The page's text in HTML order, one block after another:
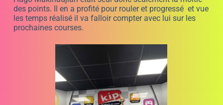
courses plus de 11 ans
Karting Cuges les Pins le samedi 11 juin, 3è
de modifier le règlement et procéder à un départ arrêté.
Ce dernier s’est bien passé et petit à petit le classement
s’est dessiné avec Hugo se détachant et réalisant le
record du tour. En deuxième position nous retrouvons
Gabriel Martinez qui découvrait le circuit, puis Baptiste